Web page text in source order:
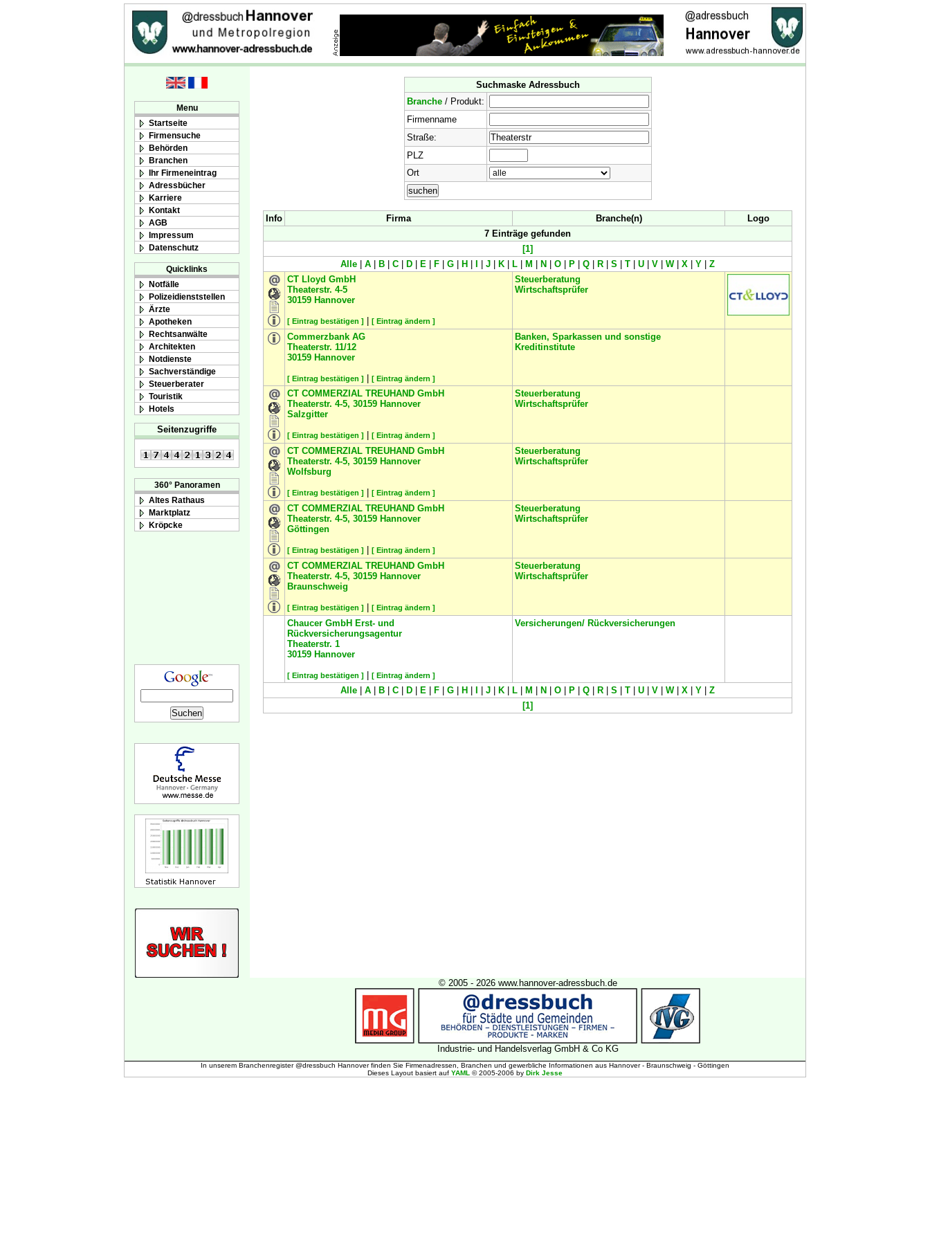
Menu
Startseite
Firmensuche
Behörden
Branchen
Ihr Firmeneintrag
Adressbücher
Karriere
Kontakt
AGB
Impressum
Datenschutz
Quicklinks
Notfälle
Polizeidienststellen
Ärzte
Apotheken
Rechtsanwälte
Architekten
Notdienste
Sachverständige
Steuerberater
Touristik
Hotels
Seitenzugriffe
360° Panoramen
Altes Rathaus
Marktplatz
Kröpcke
Suchmaske Adressbuch
Branche/ Produkt:
Firmenname
Straße:
PLZ
Ort
Info Firma Branche(n)
Logo
7 Einträge gefunden
[1]
Alle
A B C D E F G H J K L M N O P Q R S T U V W| X Y
Z
CT Lloyd GmbH
Theaterstr. 4-5
30159 Hannover
[ Eintrag bestätigen ] [ Eintrag ändern ]
Steuerberatung
Wirtschaftsprüfer
Commerzbank AG
Theaterstr. 11/12
30159 Hannover
[ Eintrag bestätigen ] [ Eintrag ändern ]
Banken, Sparkassen und sonstige
Kreditinstitute
CT COMMERZIAL TREUHAND GmbH
Theaterstr. 4-5, 30159 Hannover
Salzgitter
[ Eintrag bestätigen ] [ Eintrag ändern ]
Steuerberatung
Wirtschaftsprüfer
CT COMMERZIAL TREUHAND GmbH
Theaterstr. 4-5, 30159 Hannover
Wolfsburg
[ Eintrag bestätigen ] [ Eintrag ändern ]
Steuerberatung
Wirtschaftsprüfer
CT COMMERZIAL TREUHAND GmbH
Theaterstr. 4-5, 30159 Hannover
Göttingen
[ Eintrag bestätigen ] [ Eintrag ändern ]
Steuerberatung
Wirtschaftsprüfer
CT COMMERZIAL TREUHAND GmbH
Theaterstr. 4-5, 30159 Hannover
Braunschweig
[ Eintrag bestätigen ] [ Eintrag ändern ]
Steuerberatung
Wirtschaftsprüfer
Chaucer GmbH Erst- und
Rückversicherungsagentur
Theaterstr. 1
30159 Hannover
[ Eintrag bestätigen ] [ Eintrag ändern ]
Versicherungen/ Rückversicherungen
Alle A B C D E F G H J K L M N O P Q R S T U V W| X Y
Z
[1]
© 2005 - 2026 www.hannover-adressbuch.de
Industrie- und Handelsverlag GmbH & Co KG
In unserem Branchenregister @dressbuch Hannover finden Sie Firmenadressen, Branchen und gewerbliche Informationen aus Hannover - Braunschweig - Göttingen
Dieses Layout basiert auf YAML © 2005-2006 by Dirk Jesse